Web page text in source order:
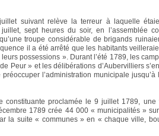
suivant relève la terreur à laquelle
sept heures du soir, en l’assemblée
troupe considérable de brigands
il a été arrêté que les habitants
possessions ». Durant l’été 1789, les
Peur » et les délibérations d’Aubervilliers
l’administration municipale jusqu’à
constituante proclamée le 9 juillet 1789,
1789 crée 44 000 « municipalités »
la suite « communes » en « chaque ville,